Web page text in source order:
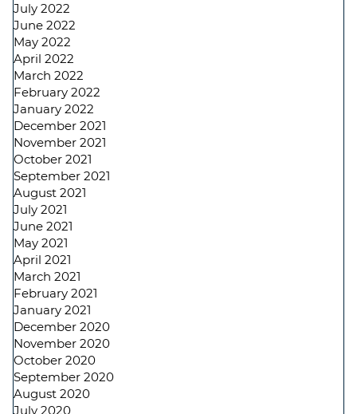
July 2022
June 2022
May 2022
April 2022
March 2022
February 2022
January 2022
December 2021
November 2021
October 2021
September 2021
August 2021
July 2021
June 2021
May 2021
April 2021
March 2021
February 2021
January 2021
December 2020
November 2020
October 2020
September 2020
August 2020
July 2020